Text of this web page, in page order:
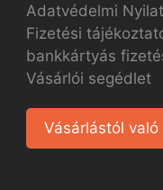
Adatvédelmi
Fizetési
bankkártyás
Vásárlói segédlet
Vásárlástól való